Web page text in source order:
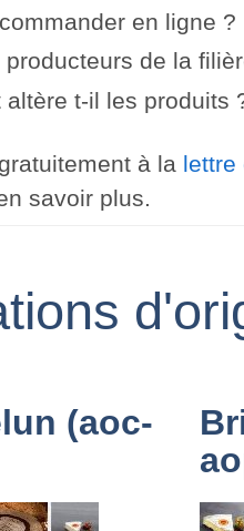
en ligne ?
de la
altère t-il les produits
à la lettre
savoir plus.
(aoc-